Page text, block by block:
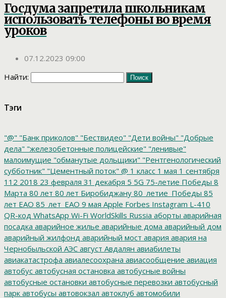
Госдума запретила школьникам
использовать телефоны во время
уроков
07.12.2023 09:00
Найти:
Тэги
"@" "Банк приколов" "Бествидео" "Дети войны" "Добрые
дела" "железобетонные полицейские" "ленивые"
малоимущие "обманутые дольщики" "Рентгенологический
субботник" "Цементный поток" @ 1 класс 1 мая 1 сентября
112 2018 23 февраля 31 декабря 5 5G 75-летие Победы 8
Марта 80 лет 80 лет Биробиджану 80_летие_Победы 85
лет ЕАО 85_лет_ЕАО 9 мая Apple Forbes Instagram L-410
QR-код WhatsApp Wi-Fi WorldSkills Russia аборты аварийная
посадка аварийное жилье аварийные дома аварийный дом
аварийный жилфонд аварийный мост авария авария на
Чернобыльской АЭС август Авдалян авиабилеты
авиакатастрофа авиалесоохрана авиасообщение авиация
автобус автобусная остановка автобусные войны
автобусные остановки автобусные перевозки автобусный
парк автобусы автовокзал автоклуб автомобили